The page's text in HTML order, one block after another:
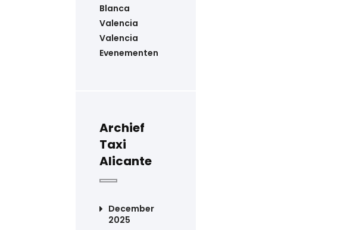
Blanca
Valencia
Valencia
Evenementen
Archief
Taxi
Alicante
December
2025